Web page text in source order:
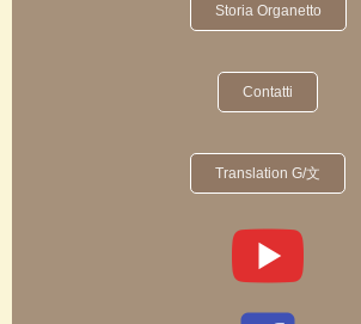
Storia Organetto
Contatti
Translation G/文